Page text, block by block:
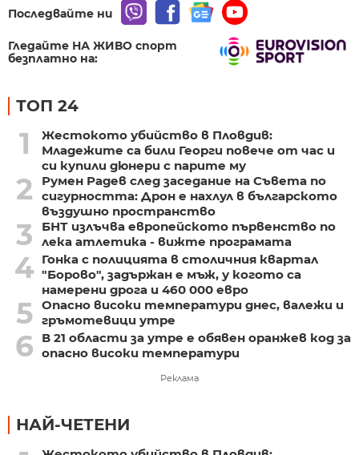
Последвайте ни
Гледайте НА ЖИВО спорт
безплатно на:
ТОП 24
1
Жестокото убийство в Пловдив:
Младежите са били Георги повече от час и
си купили дюнери с парите му
2
Румен Радев след заседание на Съвета по
сигурността: Дрон е нахлул в българското
въздушно пространство
3
БНТ излъчва европейското първенство по
лека атлетика - вижте програмата
4 Гонка с полицията в столичния квартал
"Борово", задържан е мъж, у когото са
намерени дрога и 460 000 евро
5 Опасно високи температури днес, валежи и
гръмотевици утре
6
В 21 области за утре е обявен оранжев код за
опасно високи температури
Реклама
НАЙ-ЧЕТЕНИ